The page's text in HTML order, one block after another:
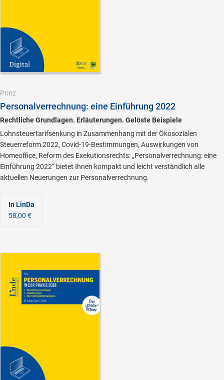
Prinz
Personalverrechnung: eine Einführung 2022
Rechtliche Grundlagen. Erläuterungen. Gelöste Beispiele
Lohnsteuertarifsenkung in Zusammenhang mit der Ökosozialen
Steuerreform 2022, Covid-19-Bestimmungen, Auswirkungen von
Homeoffice, Reform des Exekutionsrechts: „Personalverrechnung: eine
Einführung 2022“ bietet Ihnen kompakt und leicht verständlich alle
aktuellen Neuerungen zur Personalverrechnung.
In LinDa
58,00 €